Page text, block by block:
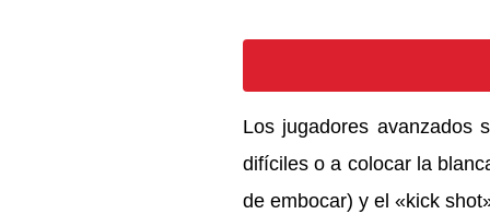
Los jugadores avanzados
difíciles o a colocar la
de embocar) y el «kick